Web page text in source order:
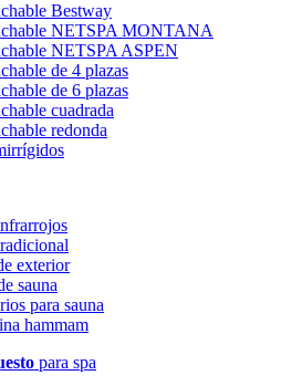
Bestway
NETSPA MONTANA
NETSPA ASPEN
de 4 plazas
de 6 plazas
cuadrada
redonda
exterior
sauna
para sauna
hammam
para spa